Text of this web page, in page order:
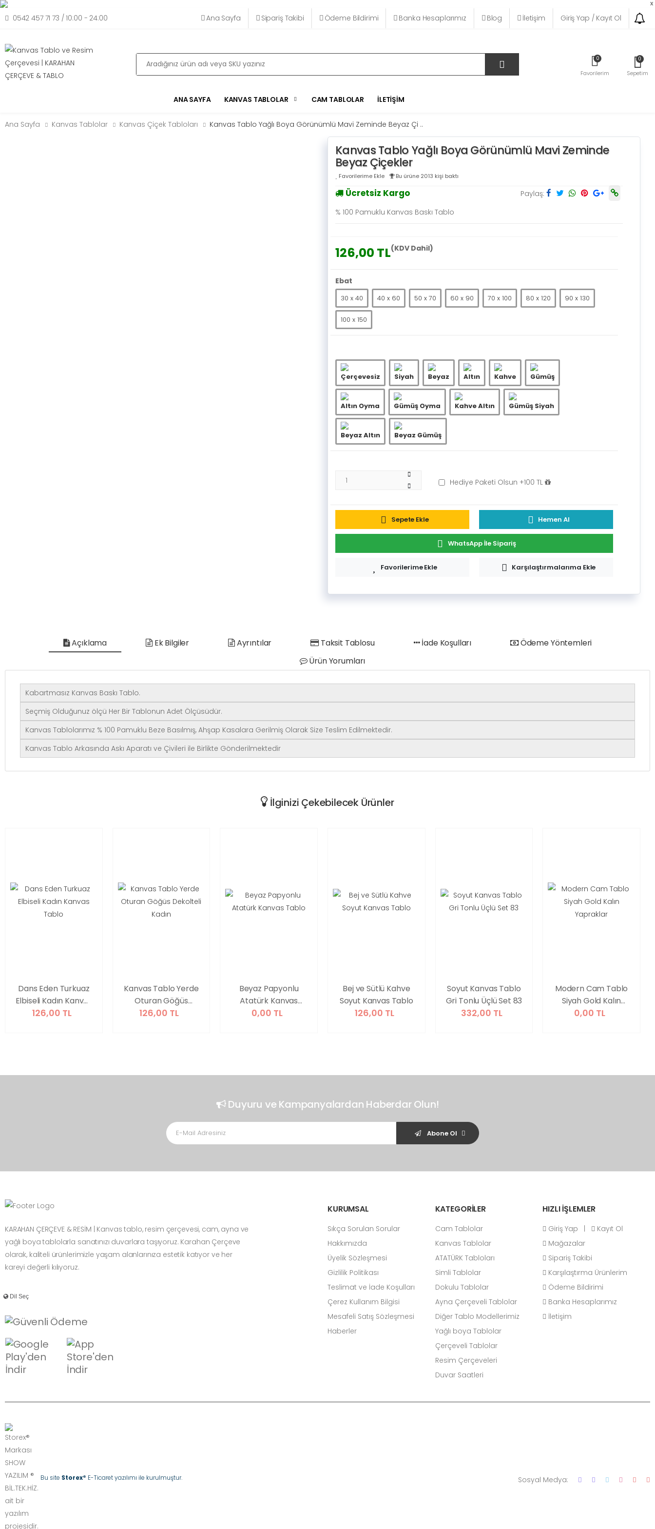
x
0542 457 71 73 / 10:00 - 24:00 Ana Sayfa Sipariş Takibi Ödeme Bildirimi Banka Hesaplarımız Blog İletişim Giriş Yap / Kayıt Ol
Ara 0
Favorilerim
0
Sepetim
ANA SAYFA KANVAS TABLOLAR CAM TABLOLAR İLETIŞIM
Ana Sayfa Kanvas Tablolar Kanvas Çiçek Tabloları Kanvas Tablo Yağlı Boya Görünümlü Mavi Zeminde Beyaz Çi ..
Kanvas Tablo Yağlı Boya Görünümlü Mavi Zeminde
Beyaz Çiçekler
Favorilerime Ekle Bu ürüne 2013 kişi baktı
Ücretsiz Kargo
Paylaş:
% 100 Pamuklu Kanvas Baskı Tablo
126,00 TL(KDV Dahil)
Ebat
30 x 40 40 x 60 50 x 70 60 x 90 70 x 100 80 x 120 90 x 130
100 x 150
Çerçevesiz Siyah Beyaz Altın Kahve Gümüş
Altın Oyma Gümüş Oyma Kahve Altın Gümüş Siyah
Beyaz Altın Beyaz Gümüş
Hediye Paketi Olsun +100 TL
Sepete Ekle Hemen Al
WhatsApp İle Sipariş
Favorilerime Ekle Karşılaştırmalarıma Ekle
Açıklama Ek Bilgiler Ayrıntılar Taksit Tablosu İade Koşulları
Ödeme Yöntemleri
Ürün Yorumları
Kabartmasız Kanvas Baskı Tablo.
Seçmiş Olduğunuz ölçü Her Bir Tablonun Adet Ölçüsüdür.
Kanvas Tablolarımız % 100 Pamuklu Beze Basılmış, Ahşap Kasalara Gerilmiş Olarak Size Teslim Edilmektedir.
Kanvas Tablo Arkasında Askı Aparatı ve Çivileri ile Birlikte Gönderilmektedir
İlginizi Çekebilecek Ürünler
Dans Eden Turkuaz
Elbiseli Kadın Kanvas
Tablo
126,00 TL
Kanvas Tablo Yerde
Oturan Göğüs
Dekolteli Kadın
126,00 TL
Beyaz Papyonlu
Atatürk Kanvas
Tablo
0,00 TL
Bej ve Sütlü Kahve
Soyut Kanvas Tablo
126,00 TL
Soyut Kanvas Tablo
Gri Tonlu Üçlü Set 83
332,00 TL
Modern Cam Tablo
Siyah Gold Kalın
Yapraklar
0,00 TL
Duyuru ve Kampanyalardan Haberdar Olun!
Abone Ol
KARAHAN ÇERÇEVE & RESİM | Kanvas tablo, resim çerçevesi, cam, ayna ve
yağlı boya tablolarla sanatınızı duvarlara taşıyoruz. Karahan Çerçeve
olarak, kaliteli ürünlerimizle yaşam alanlarınıza estetik katıyor ve her
kareyi değerli kılıyoruz.
KURUMSAL
Sıkça Sorulan Sorular
Hakkımızda
Üyelik Sözleşmesi
Gizlilik Politikası
Teslimat ve İade Koşulları
Çerez Kullanım Bilgisi
Mesafeli Satış Sözleşmesi
Haberler
KATEGORİLER
Cam Tablolar
Kanvas Tablolar
ATATÜRK Tabloları
Simli Tablolar
Dokulu Tablolar
Ayna Çerçeveli Tablolar
Diğer Tablo Modellerimiz
Yağlı boya Tablolar
Çerçeveli Tablolar
Resim Çerçeveleri
Duvar Saatleri
HIZLI İŞLEMLER
Giriş Yap
Kayıt Ol
Mağazalar
Sipariş Takibi
Karşılaştırma Ürünlerim
Ödeme Bildirimi
Banka Hesaplarımız
İletişim
Bu site Storex® E-Ticaret yazılımı ile kurulmuştur. Sosyal Medya: